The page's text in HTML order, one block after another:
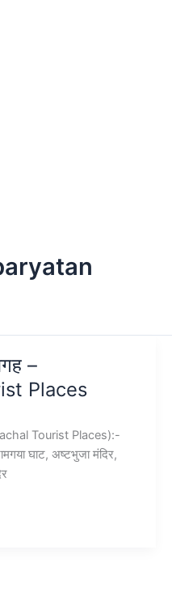
–
Places
Tourist Places):-
घाट, अष्टभुजा मंदिर,